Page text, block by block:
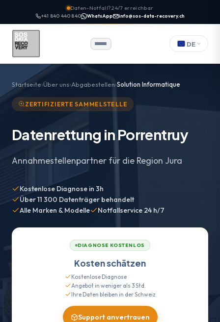
Daten-Notfall? 24/7 erreichbar
+41 840 440 840 WhatsApp info@sos-data-recovery.ch
DE
Startseite Über uns Abgabestellen Solution Informatique
ZERTIFIZIERTE SAMMELSTELLE
Datenrettung in Porrentruy
Annahmestellenpartner für die Region Jura
Kostenlose Diagnose in 3h
Über 11 300 Datenträger behandelt
Alle Marken & Modelle
Notfallservice 24 h/7
DIAGNOSE KOSTENLOS
Kosten schätzen
Kostenlose Diagnose
Angebot in weniger als 3 Std.
Ihre Daten bleiben in der Schweiz
Support anvertrauen